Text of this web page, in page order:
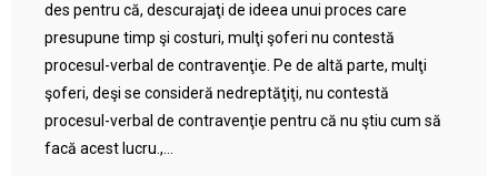
des pentru că, descurajaţi de ideea unui proces care
presupune timp şi costuri, mulţi şoferi nu contestă
procesul-verbal de contravenţie. Pe de altă parte, mulţi
şoferi, deşi se consideră nedreptăţiţi, nu contestă
procesul-verbal de contravenţie pentru că nu ştiu cum să
facă acest lucru.,...